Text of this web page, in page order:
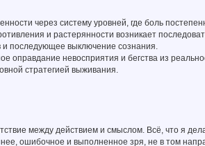
через систему уровней, где боль
и растерянности возникает
и последующее выключение сознания.
оправдание невосприятия и бегства из
стратегией выживания.
между действием и смыслом. Всё, что я
ошибочное и выполненное зря, не в том